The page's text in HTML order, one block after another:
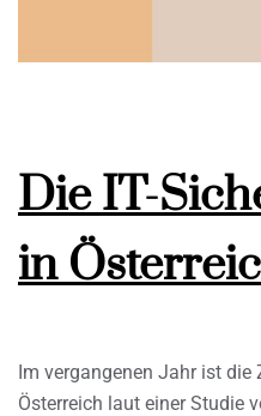
Die IT-
in
Im vergangenen Jahr ist
Österreich laut einer Studie